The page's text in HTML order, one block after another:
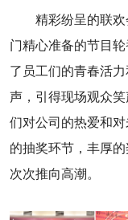
精彩纷呈的联欢
门精心准备的节目
了员工们的青春活
声，引得现场观众
们对公司的热爱和
的抽奖环节，丰厚
次次推向高潮。